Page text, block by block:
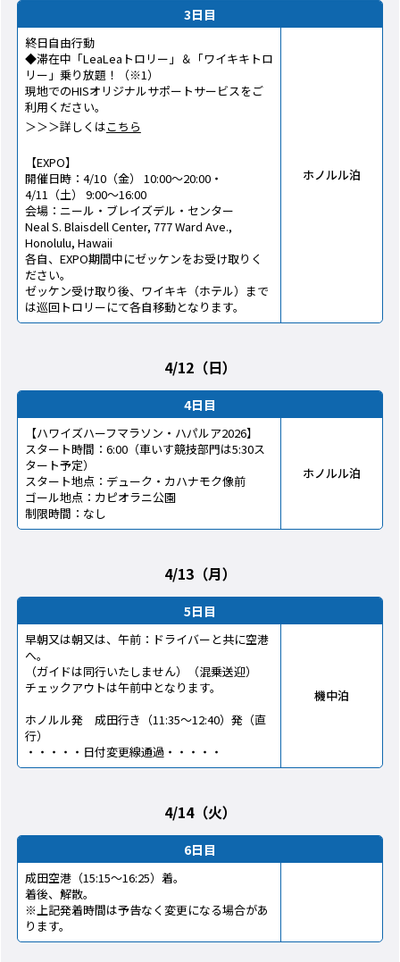
3日目
終日自由行動
◆滞在中「LeaLeaトロリー」＆「ワイキキトロ
リー」乗り放題！（※1）
現地でのHISオリジナルサポートサービスをご
利用ください。
＞＞＞詳しくはこちら
【EXPO】
開催日時：4/10（金） 10:00～20:00・
4/11（土） 9:00～16:00
会場：ニール・ブレイズデル・センター
Neal S. Blaisdell Center, 777 Ward Ave.,
Honolulu, Hawaii
各自、EXPO期間中にゼッケンをお受け取りく
ださい。
ゼッケン受け取り後、ワイキキ（ホテル）まで
は巡回トロリーにて各自移動となります。
ホノルル泊
4/12（日）
4日目
【ハワイズハーフマラソン・ハパルア2026】
スタート時間：6:00（車いす競技部門は5:30ス
タート予定）
スタート地点：デューク・カハナモク像前
ゴール地点：カピオラニ公園
制限時間：なし
ホノルル泊
4/13（月）
5日目
早朝又は朝又は、午前：ドライバーと共に空港
へ。
（ガイドは同行いたしません）（混乗送迎）
チェックアウトは午前中となります。
ホノルル発 成田行き（11:35～12:40）発（直
行）
・・・・・日付変更線通過・・・・・
機中泊
4/14（火）
6日目
成田空港（15:15～16:25）着。
着後、解散。
※上記発着時間は予告なく変更になる場合があ
ります。